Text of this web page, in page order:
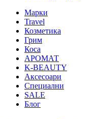
Mарки
Travel
Козметика
Грим
Коса
АРОМАТ
K-BEAUTY
Аксесоари
Специални
SALE
Блог